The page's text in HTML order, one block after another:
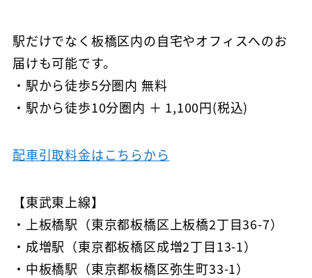
駅だけでなく板橋区内の自宅やオフィスへのお
届けも可能です。
・駅から徒歩5分圏内 無料
・駅から徒歩10分圏内 ＋ 1,100円(税込)
配車引取料金はこちらから
【東武東上線】
・上板橋駅（東京都板橋区上板橋2丁目36-7）
・成増駅（東京都板橋区成増2丁目13-1）
・中板橋駅（東京都板橋区弥生町33-1）